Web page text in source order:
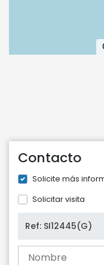
Contacto
Solicite más
Solicitar visita